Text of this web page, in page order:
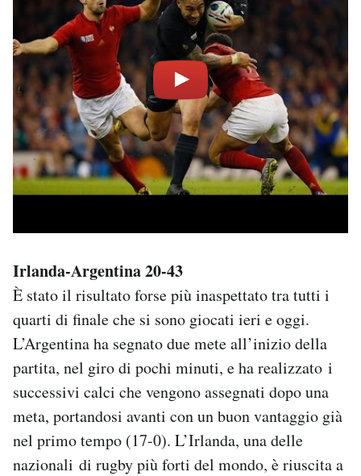
Irlanda-Argentina 20-43
È stato il risultato forse più inaspettato tra tutti i
quarti di finale che si sono giocati ieri e oggi.
L’Argentina ha segnato due mete all’inizio della
partita, nel giro di pochi minuti, e ha realizzato i
successivi calci che vengono assegnati dopo una
meta, portandosi avanti con un buon vantaggio già
nel primo tempo (17-0). L’Irlanda, una delle
nazionali di rugby più forti del mondo, è riuscita a